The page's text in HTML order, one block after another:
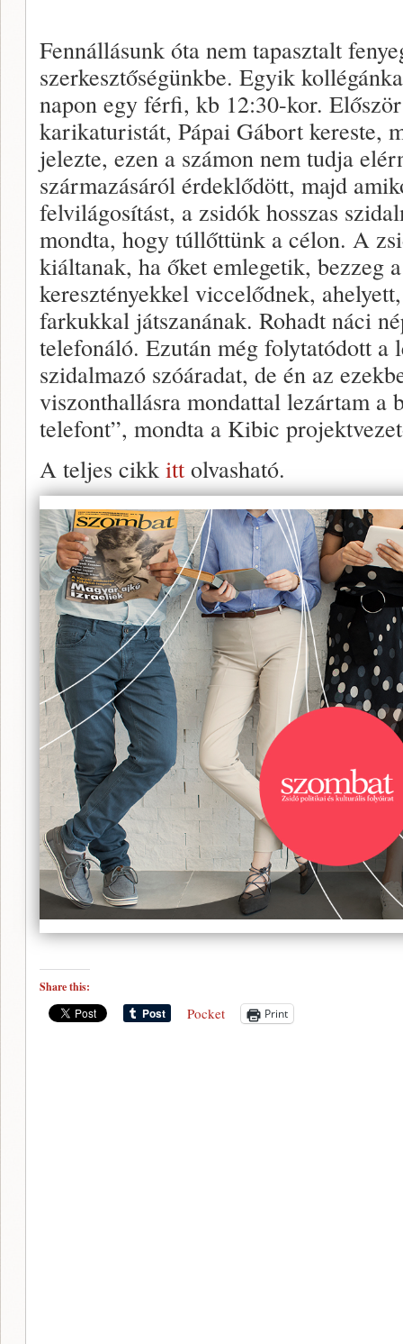
Fennállásunk óta nem tapasztalt
szerkesztőségünkbe. Egyik
napon egy férfi, kb 12:30-kor.
karikaturistát, Pápai Gábort kereste,
jelezte, ezen a számon nem tudja
származásáról érdeklődött, majd
felvilágosítást, a zsidók hosszas
mondta, hogy túllőttünk a célon. A
kiáltanak, ha őket emlegetik, bezzeg
keresztényekkel viccelődnek,
farkukkal játszanának. Rohadt náci
telefonáló. Ezután még folytatódott a
szidalmazó szóáradat, de én az
viszonthallásra mondattal lezártam a
telefont”, mondta a Kibic
A teljes cikk itt olvasható.
Share this:
Pocket Print